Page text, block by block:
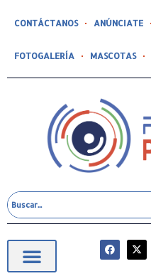
CONTÁCTANOS ANÚNCIATE
FOTOGALERÍA MASCOTAS